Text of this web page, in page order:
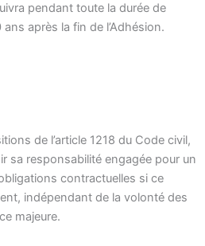
pendant toute la durée de
ans après la fin de l’Adhésion.
de l’article 1218 du Code civil,
sa responsabilité engagée pour un
contractuelles si ce
indépendant de la volonté des
majeure.